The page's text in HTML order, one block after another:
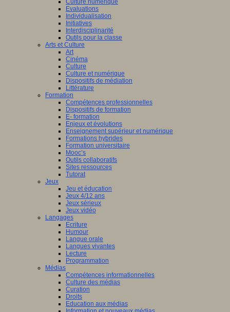
Culture numérique
Evaluations
Individualisation
Initiatives
Interdisciplinarité
Outils pour la classe
Arts et Culture
Art
Cinéma
Culture
Culture et numérique
Dispositifs de médiation
Littérature
Formation
Compétences professionnelles
Dispositifs de formation
E- formation
Enjeux et évolutions
Enseignement supérieur et numérique
Formations hybrides
Formation universitaire
Mooc’s
Outils collaboratifs
Sites ressources
Tutorat
Jeux
Jeu et éducation
Jeux 4/12 ans
Jeux sérieux
Jeux vidéo
Langages
Ecriture
Humour
Langue orale
Langues vivantes
Lecture
Programmation
Médias
Compétences informationnelles
Culture des médias
Curation
Droits
Education aux médias